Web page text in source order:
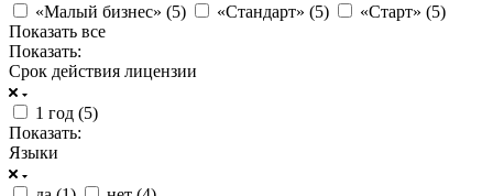
«Малый бизнес» (5) «Стандарт» (5) «Старт» (5)
Показать все
Показать:
Срок действия лицензии
1 год (5)
Показать:
Языки